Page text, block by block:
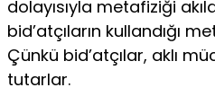
dolayısıyla metafiziği
bid’atçıların kullandığı
Çünkü bid’atçılar, aklı
tutarlar.